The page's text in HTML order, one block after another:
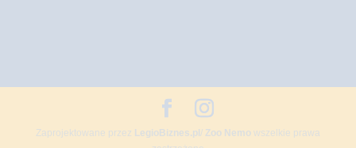
Zaprojektowane przez LegioBiznes.pl/ Zoo Nemowszelkie prawa